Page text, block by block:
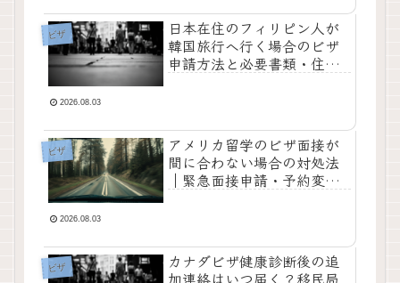
ビザ
日本在住のフィリピン人が
韓国旅行へ行く場合のビザ
申請方法と必要書類・住所
2026.08.03
ビザ
アメリカ留学のビザ面接が
間に合わない場合の対処法
｜緊急面接申請・予約変
2026.08.03
ビザ
カナダビザ健康診断後の追